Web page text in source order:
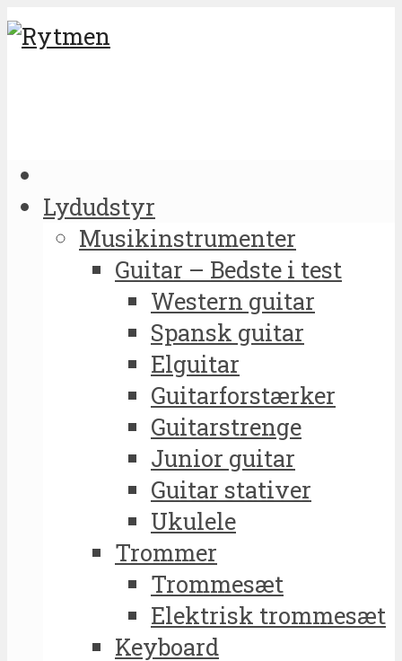
Lydudstyr
Musikinstrumenter
Guitar – Bedste i test
Western guitar
Spansk guitar
Elguitar
Guitarforstærker
Guitarstrenge
Junior guitar
Guitar stativer
Ukulele
Trommer
Trommesæt
Elektrisk trommesæt
Keyboard